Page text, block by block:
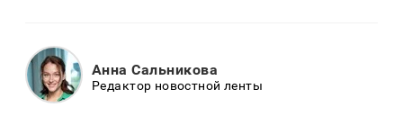
Анна Сальникова
Редактор новостной ленты